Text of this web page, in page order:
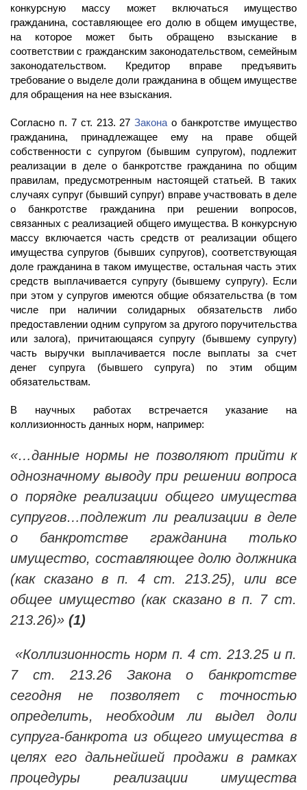
конкурсную массу может включаться имущество
гражданина, составляющее его долю в общем имуществе,
на которое может быть обращено взыскание в
соответствии с гражданским законодательством, семейным
законодательством. Кредитор вправе предъявить
требование о выделе доли гражданина в общем имуществе
для обращения на нее взыскания.
Согласно п. 7 ст. 213. 27Закона о банкротстве имущество
гражданина, принадлежащее ему на праве общей
собственности с супругом (бывшим супругом), подлежит
реализации в деле о банкротстве гражданина по общим
правилам, предусмотренным настоящей статьей. В таких
случаях супруг (бывший супруг) вправе участвовать в деле
о банкротстве гражданина при решении вопросов,
связанных с реализацией общего имущества. В конкурсную
массу включается часть средств от реализации общего
имущества супругов (бывших супругов), соответствующая
доле гражданина в таком имуществе, остальная часть этих
средств выплачивается супругу (бывшему супругу). Если
при этом у супругов имеются общие обязательства (в том
числе при наличии солидарных обязательств либо
предоставлении одним супругом за другого поручительства
или залога), причитающаяся супругу (бывшему супругу)
часть выручки выплачивается после выплаты за счет
денег супруга (бывшего супруга) по этим общим
обязательствам.
В научных работах встречается указание на
коллизионность данных норм, например:
«…данные нормы не позволяют прийти к
однозначному выводу при решении вопроса
о порядке реализации общего имущества
супругов…подлежит ли реализации в деле
о банкротстве гражданина только
имущество, составляющее долю должника
(как сказано в п. 4 ст. 213.25), или все
общее имущество (как сказано в п. 7 ст.
213.26)» (1)
«Коллизионность норм п. 4 ст. 213.25 и п.
7 ст. 213.26 Закона о банкротстве
сегодня не позволяет с точностью
определить, необходим ли выдел доли
супруга-банкрота из общего имущества в
целях его дальнейшей продажи в рамках
процедуры реализации имущества